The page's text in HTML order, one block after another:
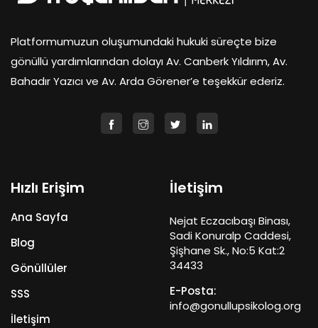
Platformumuzun oluşumundaki hukuki süreçte bize
gönüllü yardımlarından dolayı Av. Canberk Yıldırım, Av.
Bahadır Yazıcı ve Av. Arda Görener’e teşekkür ederiz.
Hızlı Erişim
Ana Sayfa
Blog
Gönüllüler
SSS
İletişim
İletişim
Nejat Eczacıbaşı Binası,
Sadi Konuralp Caddesi,
Şişhane Sk., No:5 Kat:2
34433
E-Posta:
info@gonullupsikolog.org